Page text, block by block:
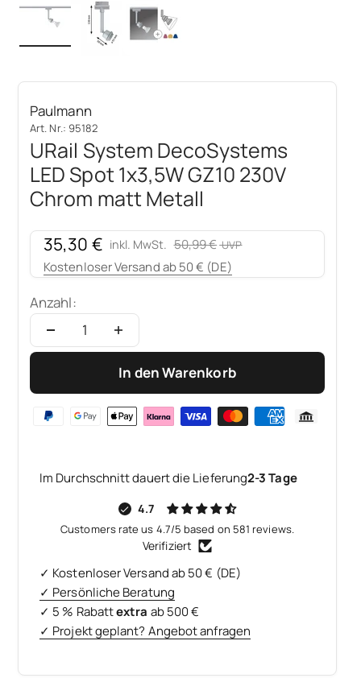
Paulmann
Art. Nr.: 95182
URail System DecoSystems
LED Spot 1x3,5W GZ10 230V
Chrom matt Metall
Angebot
35,30 € Regulärer Preis
50,99 €
inkl. MwSt.
Kostenloser Versand ab 50 € (DE)
Anzahl:
In den Warenkorb
Im Durchschnitt dauert die Lieferung2-3 Tage
4.7
Customers rate us 4.7/5 based on 581 reviews.
Verifiziert
✓ Kostenloser Versand ab 50 € (DE)
✓ Persönliche Beratung
✓ 5 % Rabattextra ab 500 €
✓ Projekt geplant? Angebot anfragen